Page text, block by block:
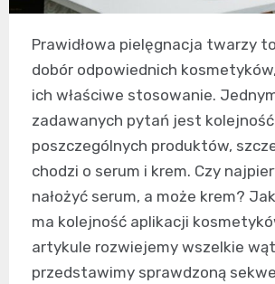
Prawidłowa pielęgnacja twarzy
dobór odpowiednich
ich właściwe stosowanie.
zadawanych pytań jest kolejność
poszczególnych produktów,
chodzi o serum i krem. Czy
nałożyć serum, a może krem?
ma kolejność aplikacji
artykule rozwiejemy wszelkie
przedstawimy sprawdzoną